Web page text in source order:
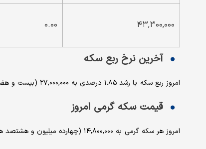
۴۳,۳۰۰,۰۰۰ ۰.۰۰
آخرین نرخ ربع سکه
امروز ربع سکه با رشد ۱.۸۵ درصدی به ۲۷,۰۰۰,۰۰۰ (بیست و هفت میلیون) تومان رسید.
قیمت سکه گرمی امروز
امروز هر سکه گرمی به ۱۴,۸۰۰,۰۰۰ (چهارده میلیون و هشتصد هزار) تومان رسید.